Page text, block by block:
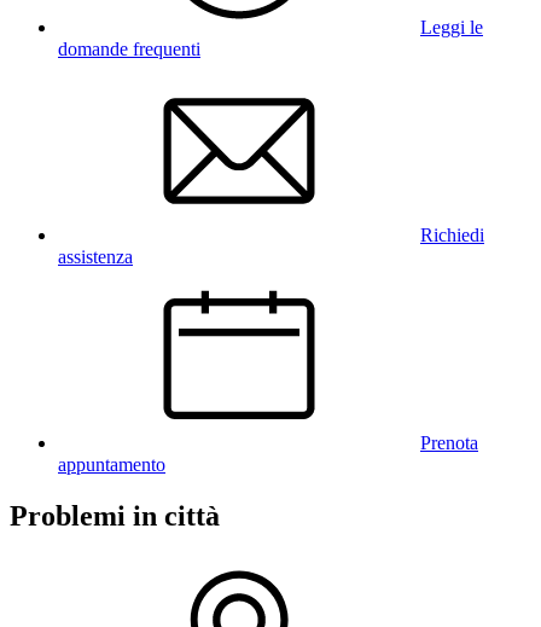
Leggi le
domande frequenti
Richiedi
assistenza
Prenota
appuntamento
Problemi in città